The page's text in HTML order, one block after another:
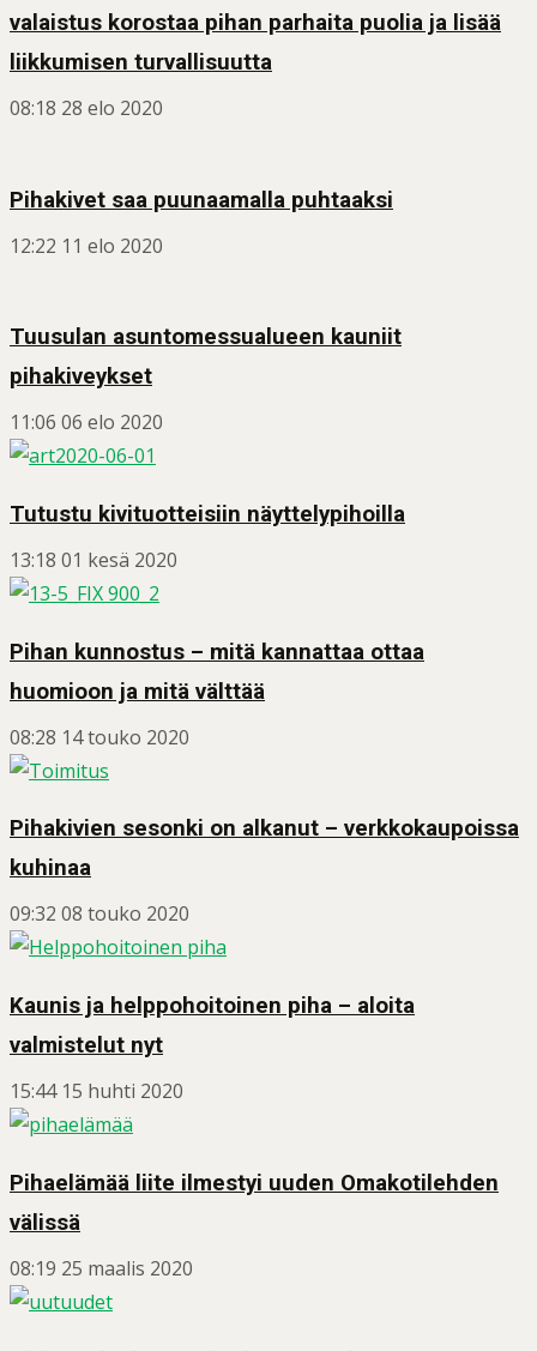
valaistus korostaa pihan parhaita puolia ja lisää
liikkumisen turvallisuutta
08:18 28 elo 2020
Pihakivet saa puunaamalla puhtaaksi
12:22 11 elo 2020
Tuusulan asuntomessualueen kauniit
pihakiveykset
11:06 06 elo 2020
Tutustu kivituotteisiin näyttelypihoilla
13:18 01 kesä 2020
Pihan kunnostus – mitä kannattaa ottaa
huomioon ja mitä välttää
08:28 14 touko 2020
Pihakivien sesonki on alkanut – verkkokaupoissa
kuhinaa
09:32 08 touko 2020
Kaunis ja helppohoitoinen piha – aloita
valmistelut nyt
15:44 15 huhti 2020
Pihaelämää liite ilmestyi uuden Omakotilehden
välissä
08:19 25 maalis 2020